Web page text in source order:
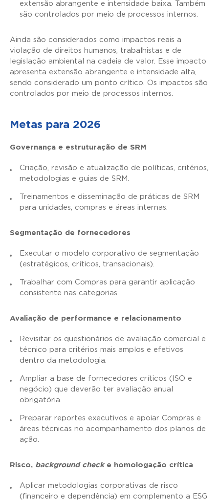
extensão abrangente e intensidade baixa. Também
são controlados por meio de processos internos.
Ainda são considerados como impactos reais a
violação de direitos humanos, trabalhistas e de
legislação ambiental na cadeia de valor. Esse impacto
apresenta extensão abrangente e intensidade alta,
sendo considerado um ponto crítico. Os impactos são
controlados por meio de processos internos.
Metas para 2026
Governança e estruturação de SRM
Criação, revisão e atualização de políticas, critérios,
metodologias e guias de SRM.
Treinamentos e disseminação de práticas de SRM
para unidades, compras e áreas internas.
Segmentação de fornecedores
Executar o modelo corporativo de segmentação
(estratégicos, críticos, transacionais).
Trabalhar com Compras para garantir aplicação
consistente nas categorias
Avaliação de performance e relacionamento
Revisitar os questionários de avaliação comercial e
técnico para critérios mais amplos e efetivos
dentro da metodologia.
Ampliar a base de fornecedores críticos (ISO e
negócio) que deverão ter avaliação anual
obrigatória.
Preparar reportes executivos e apoiar Compras e
áreas técnicas no acompanhamento dos planos de
ação.
Risco, background checke homologação crítica
Aplicar metodologias corporativas de risco
(financeiro e dependência) em complemento a ESG